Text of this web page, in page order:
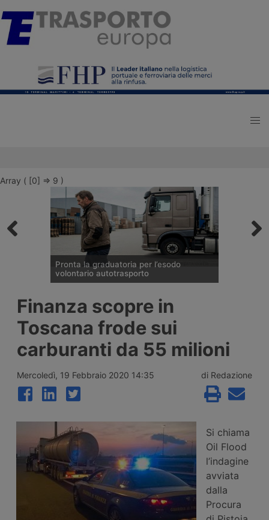
Array ( [0] => 9 )
Pronta la graduatoria per l’esodo
volontario autotrasporto
degli Autotrasportatori ha pubblicato
l’elenco delle 133 imprese monoveicolari
ammesse agli incentivi da 15mila euro per
l’uscita volontaria dal mercato, nell’ambito
del bando finanziato con 2 milioni di euro
per il 2026.
Finanza scopre in
Toscana frode sui
carburanti da 55 milioni
Mercoledì, 19 Febbraio 2020 14:35 di Redazione
Si chiama
Oil Flood
l’indagine
avviata
dalla
Procura